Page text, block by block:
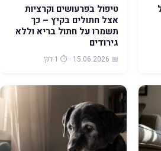
טיפול בפרעושים וקרציות
אצל חתולים בקיץ – כך
תשמרו על חתול בריא וללא
גירודים
📅 15.06.2026 · ⏱️ 1 דק׳